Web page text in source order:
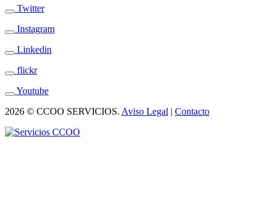
Twitter
Instagram
Linkedin
flickr
Youtube
2026 © CCOO SERVICIOS. Aviso Legal | Contacto